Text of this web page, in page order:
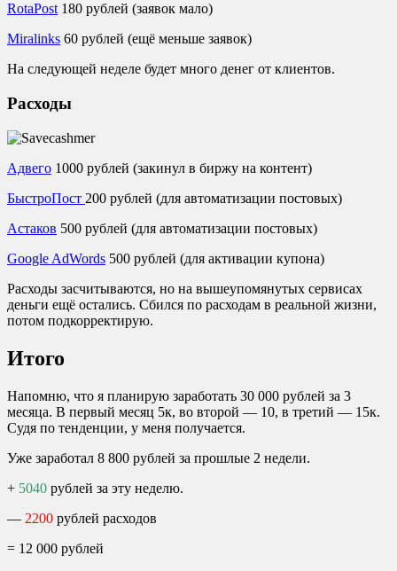
RotaPost180 рублей (заявок мало)
Miralinks 60 рублей (ещё меньше заявок)
На следующей неделе будет много денег от клиентов.
Расходы
Адвего 1000 рублей (закинул в биржу на контент)
БыстроПост 200 рублей (для автоматизации постовых)
Астаков 500 рублей (для автоматизации постовых)
Google AdWords 500 рублей (для активации купона)
Расходы засчитываются, но на вышеупомянутых сервисах
деньги ещё остались. Сбился по расходам в реальной жизни,
потом подкорректирую.
Итого
Напомню, что я планирую заработать 30 000 рублей за 3
месяца. В первый месяц 5к, во второй — 10, в третий — 15к.
Судя по тенденции, у меня получается.
Уже заработал 8 800 рублей за прошлые 2 недели.
+ 5040 рублей за эту неделю.
— 2200 рублей расходов
= 12 000 рублей